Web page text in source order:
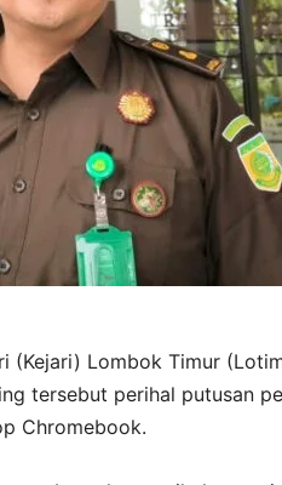
(Kejari) Lombok Timur
tersebut perihal putusan
Chromebook.